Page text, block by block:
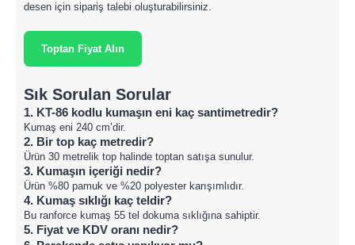
desen için sipariş talebi oluşturabilirsiniz.
Toptan Fiyat Alın
Sık Sorulan Sorular
1. KT-86 kodlu kumaşın eni kaç santimetredir?
Kumaş eni 240 cm’dir.
2. Bir top kaç metredir?
Ürün 30 metrelik top halinde toptan satışa sunulur.
3. Kumaşın içeriği nedir?
Ürün %80 pamuk ve %20 polyester karışımlıdır.
4. Kumaş sıklığı kaç teldir?
Bu ranforce kumaş 55 tel dokuma sıklığına sahiptir.
5. Fiyat ve KDV oranı nedir?